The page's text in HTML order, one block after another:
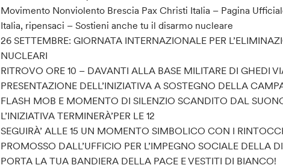
Movimento Nonviolento Brescia Pax Christi Italia – Pagina
Italia, ripensaci – Sostieni anche tu il disarmo nucleare
26 SETTEMBRE: GIORNATA INTERNAZIONALE PER
NUCLEARI
RITROVO ORE 10 – DAVANTI ALLA BASE MILITARE DI GHEDI
PRESENTAZIONE DELL’INIZIATIVA A SOSTEGNO DELLA
FLASH MOB E MOMENTO DI SILENZIO SCANDITO DAL
L’INIZIATIVA TERMINERÀ’PER LE 12
SEGUIRÀ’ ALLE 15 UN MOMENTO SIMBOLICO CON I
PROMOSSO DALL’UFFICIO PER L’IMPEGNO SOCIALE DELLA
PORTA LA TUA BANDIERA DELLA PACE E VESTITI DI BIANCO!